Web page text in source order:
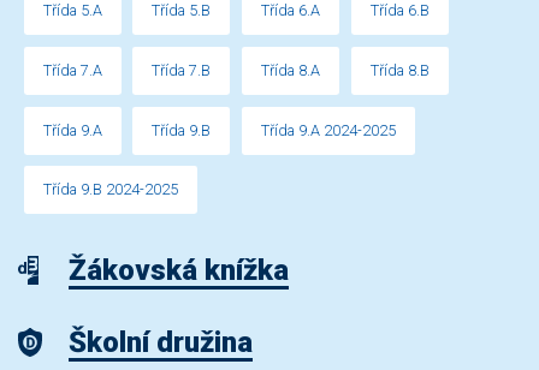
Třída 5.A Třída 5.B Třída 6.A Třída 6.B
Třída 7.A Třída 7.B Třída 8.A Třída 8.B
Třída 9.A Třída 9.B Třída 9.A 2024-2025
Třída 9.B 2024-2025
Žákovská knížka
Školní družina